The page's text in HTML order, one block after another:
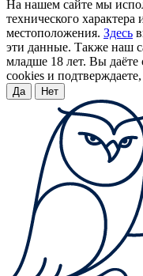
На нашем сайте мы
технического
местоположения. Здесь
эти данные. Также наш
младше 18 лет. Вы даёте
cookies и
Да Нет